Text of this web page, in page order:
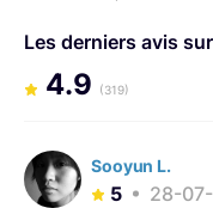
Les derniers avis
4.9 (319)
Sooyun L.
5
28-